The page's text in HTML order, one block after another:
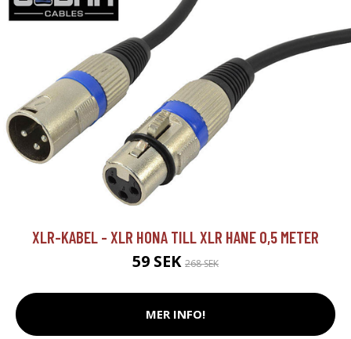
XLR-KABEL - XLR HONA TILL XLR HANE 0,5 METER
59 SEK 268 SEK
MER INFO!